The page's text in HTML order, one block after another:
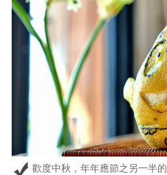
歡度中秋，年年應節之另一半的